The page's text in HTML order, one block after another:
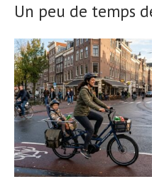
Un peu de temps